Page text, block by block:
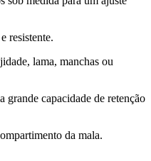
resistente.
lama, manchas ou
grande capacidade de retenção
da mala.